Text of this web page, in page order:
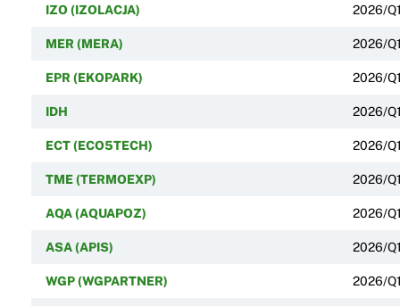
IZO (IZOLACJA) 2026/Q1
MER (MERA) 2026/Q1
EPR (EKOPARK) 2026/Q1
IDH 2026/Q1
ECT (ECO5TECH) 2026/Q1
TME (TERMOEXP) 2026/Q1
AQA (AQUAPOZ) 2026/Q1
ASA (APIS) 2026/Q1
WGP (WGPARTNER) 2026/Q1